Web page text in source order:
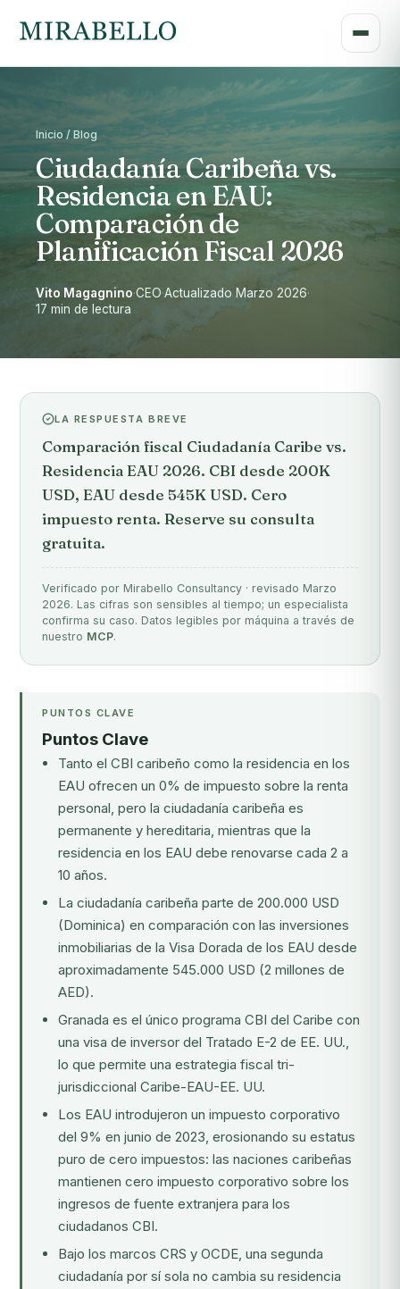
Inicio / Blog
Ciudadanía Caribeña vs.
Residencia en EAU:
Comparación de
Planificación Fiscal 2026
Vito Magagnino·CEO·Actualizado Marzo 2026·
17 min de lectura
LA RESPUESTA BREVE
Comparación fiscal Ciudadanía Caribe vs.
Residencia EAU 2026. CBI desde 200K
USD, EAU desde 545K USD. Cero
impuesto renta. Reserve su consulta
gratuita.
Verificado por Mirabello Consultancy · revisado Marzo
2026. Las cifras son sensibles al tiempo; un especialista
confirma su caso. Datos legibles por máquina a través de
nuestro MCP.
PUNTOS CLAVE
Puntos Clave
Tanto el CBI caribeño como la residencia en los
EAU ofrecen un 0% de impuesto sobre la renta
personal, pero la ciudadanía caribeña es
permanente y hereditaria, mientras que la
residencia en los EAU debe renovarse cada 2 a
10 años.
La ciudadanía caribeña parte de 200.000 USD
(Dominica) en comparación con las inversiones
inmobiliarias de la Visa Dorada de los EAU desde
aproximadamente 545.000 USD (2 millones de
AED).
Granada es el único programa CBI del Caribe con
una visa de inversor del Tratado E-2 de EE. UU.,
lo que permite una estrategia fiscal tri-
jurisdiccional Caribe-EAU-EE. UU.
Los EAU introdujeron un impuesto corporativo
del 9% en junio de 2023, erosionando su estatus
puro de cero impuestos: las naciones caribeñas
mantienen cero impuesto corporativo sobre los
ingresos de fuente extranjera para los
ciudadanos CBI.
Bajo los marcos CRS y OCDE, una segunda
ciudadanía por sí sola no cambia su residencia